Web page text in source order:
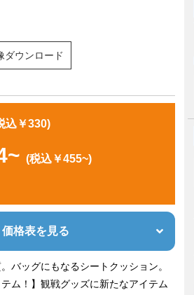
ダウンロード
込￥330)
(税込￥455~)
価格表を見る
バッグにもなるシートクッション。
ム！】観戦グッズに新たなアイテム